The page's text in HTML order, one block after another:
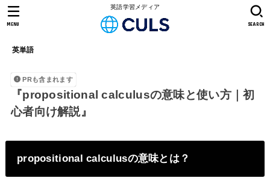
英語学習メディア
英単語
SEARCH
MENU
PRも含まれます
『propositional calculusの意味と使い方｜初
心者向け解説』
propositional calculusの意味とは？